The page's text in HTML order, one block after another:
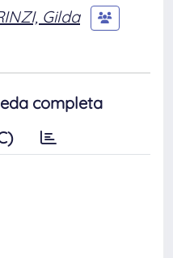
Gilda
completa